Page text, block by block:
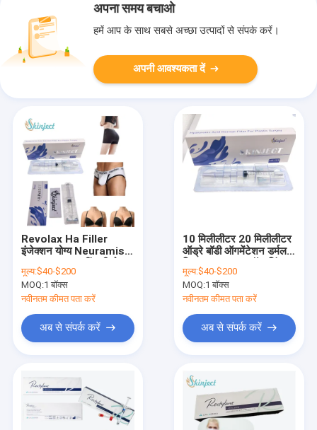
अपना समय बचाओ
हमें आप के साथ सबसे अच्छा उत्पादों से संपर्क करें।
अपनी आवश्यकता दें
Revolax Ha Filler
इंजेक्शन योग्य Neuramis
Hyaluronic एसिड फिलर
मूल्य:$40-$200
MOQ:1 बॉक्स
नवीनतम कीमत पता करें
अब से संपर्क करें
10 मिलीलीटर 20 मिलीलीटर
ऑड्रे बॉडी ऑगमेंटेशन डर्मल
लिप फिलर
मूल्य:$40-$200
MOQ:1 बॉक्स
नवीनतम कीमत पता करें
अब से संपर्क करें